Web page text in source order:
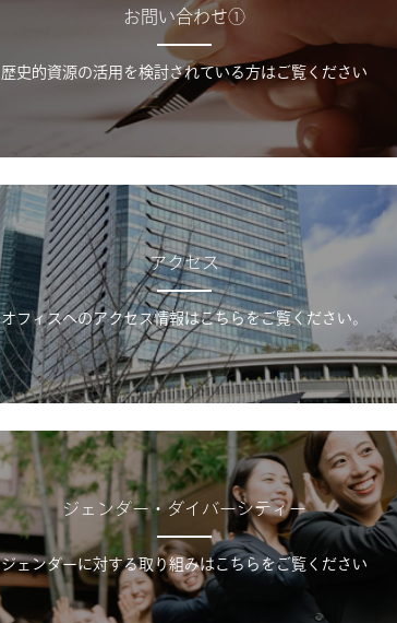
お問い合わせ①
歴史的資源の活用を検討されている方はご覧ください
アクセス
オフィスへのアクセス情報はこちらをご覧ください。
ジェンダー・ダイバーシティー
ジェンダーに対する取り組みはこちらをご覧ください